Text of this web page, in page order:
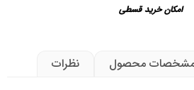
امکان خرید قسطی
محصول نظرات